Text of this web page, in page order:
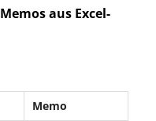
aus Excel-
Memo